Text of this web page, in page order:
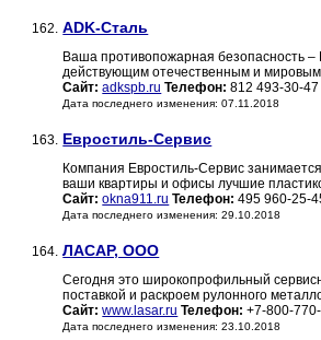
162. ADK-Сталь
Ваша противопожарная безопасность
действующим отечественным и мировым
Сайт: adkspb.ru Телефон: 812 493-30-47
Дата последнего изменения: 07.11.2018
163. Евростиль-Сервис
Компания Евростиль-Сервис
ваши квартиры и офисы лучшие
Сайт: okna911.ru Телефон: 495 960-25-
Дата последнего изменения: 29.10.2018
164. ЛАСАР, ООО
Сегодня это широкопрофильный
поставкой и раскроем рулонного
Сайт: www.lasar.ru Телефон: +7-800-
Дата последнего изменения: 23.10.2018